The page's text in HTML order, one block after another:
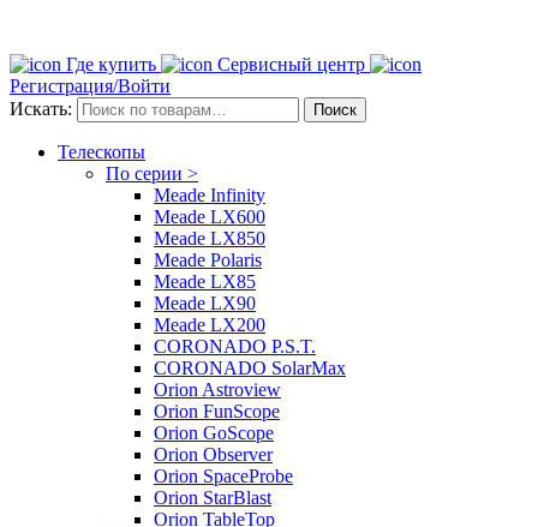
Где купить
Сервисный центр
Регистрация/Войти
Искать:
Поиск
Телескопы
По серии >
Meade Infinity
Meade LX600
Meade LX850
Meade Polaris
Meade LX85
Meade LX90
Meade LX200
CORONADO P.S.T.
CORONADO SolarMax
Orion Astroview
Orion FunScope
Orion GoScope
Orion Observer
Orion SpaceProbe
Orion StarBlast
Orion TableTop